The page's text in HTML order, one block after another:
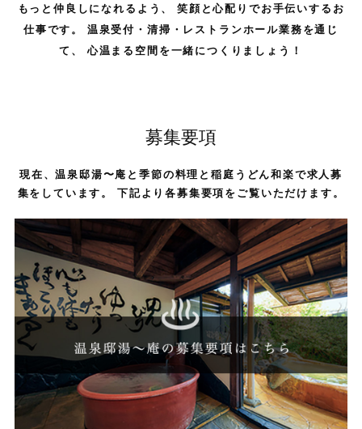
もっと仲良しになれるよう、 笑顔と心配りでお手伝いするお
仕事です。 温泉受付・清掃・レストランホール業務を通じ
て、 心温まる空間を一緒につくりましょう！
募集要項
現在、温泉邸湯〜庵と季節の料理と稲庭うどん和楽で求人募
集をしています。 下記より各募集要項をご覧いただけます。